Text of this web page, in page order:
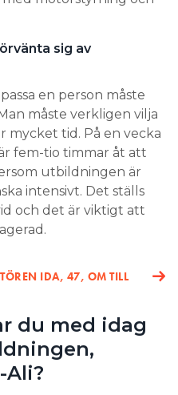
sig av
en person måste
måste verkligen vilja
mycket tid. På en vecka
fem-tio timmar åt att
utbildningen är
intensivt. Det ställs
och det är viktigt att
IDA, 47, OM TILL
du med idag
Ali?